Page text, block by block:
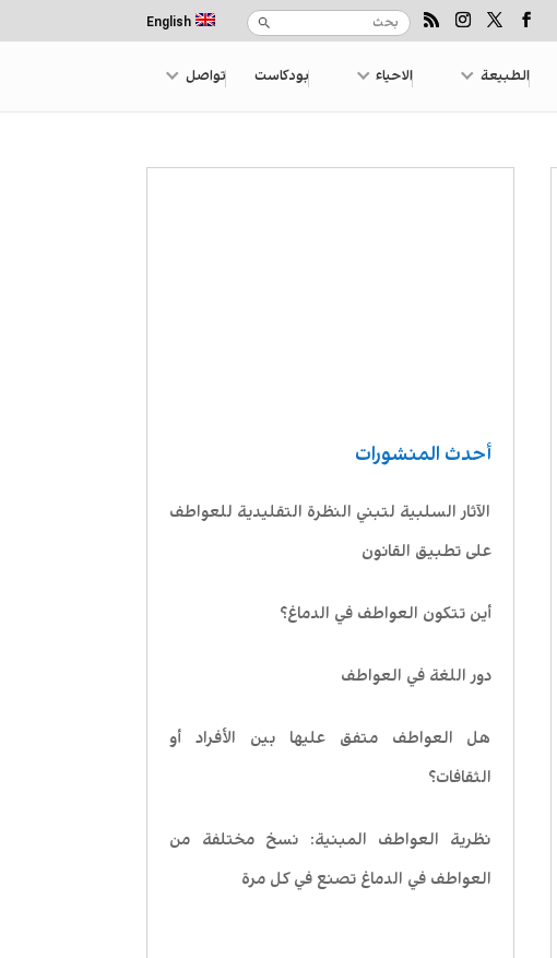
English
الطبيعة الاحياء بودكاست تواصل
أحدث المنشورات
الآثار السلبية لتبني النظرة التقليدية للعواطف
على تطبيق القانون
أين تتكون العواطف في الدماغ؟
دور اللغة في العواطف
هل العواطف متفق عليها بين الأفراد أو
الثقافات؟
نظرية العواطف المبنية: نسخ مختلفة من
العواطف في الدماغ تصنع في كل مرة